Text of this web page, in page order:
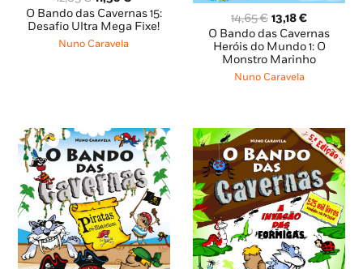
preço
original
era:
preço
atual
O Bando das Cavernas 15:
Desafio Ultra Mega Fixe!
Nuno Caravela
14,65€ O
preço
original
era:
14,65 €.
13,18€O
preço
atual
é:
O Bando das Cavernas
Heróis do Mundo 1: O
Monstro Marinho
Nuno Caravela